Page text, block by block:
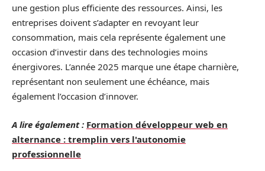
une gestion plus efficiente des ressources. Ainsi, les
entreprises doivent s’adapter en revoyant leur
consommation, mais cela représente également une
occasion d’investir dans des technologies moins
énergivores. L’année 2025 marque une étape charnière,
représentant non seulement une échéance, mais
également l’occasion d’innover.
A lire également : Formation développeur web en
alternance : tremplin vers l'autonomie
professionnelle